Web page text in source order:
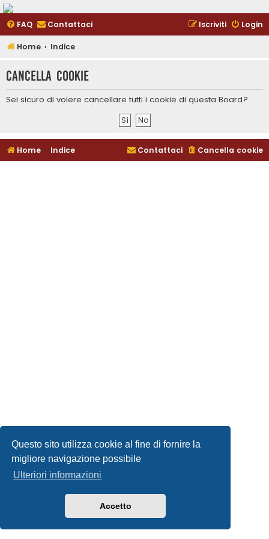
Questo sito utilizza cookie al fine di fornire la
migliore navigazione possibile
Ulteriori informazioni
Accetto
FAQ Contattaci Login
Iscriviti
Home Indice
Cancella cookie
Sei sicuro di volere cancellare tutti i cookie di questa Board?
Home Indice Cancella cookie
Contattaci